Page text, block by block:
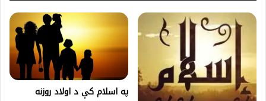
په اسلام کې د اولاد روزنه